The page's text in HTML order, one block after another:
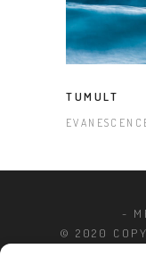
TUMULT
-
© 2020